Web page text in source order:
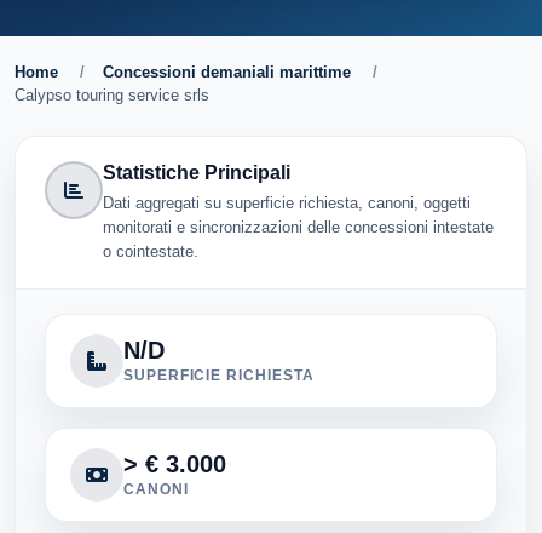
Home / Concessioni demaniali marittime
/
Calypso touring service srls
Statistiche Principali
Dati aggregati su superficie richiesta, canoni, oggetti
monitorati e sincronizzazioni delle concessioni intestate
o cointestate.
N/D
SUPERFICIE RICHIESTA
> € 3.000
CANONI